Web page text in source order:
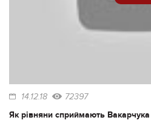
14.12.18 72397
Як рівняни сприймають Вакарчука